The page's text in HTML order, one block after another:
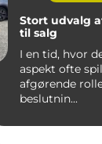
Stort udvalg
til salg
I en tid, hvor
aspekt ofte
afgørende
beslutnin...